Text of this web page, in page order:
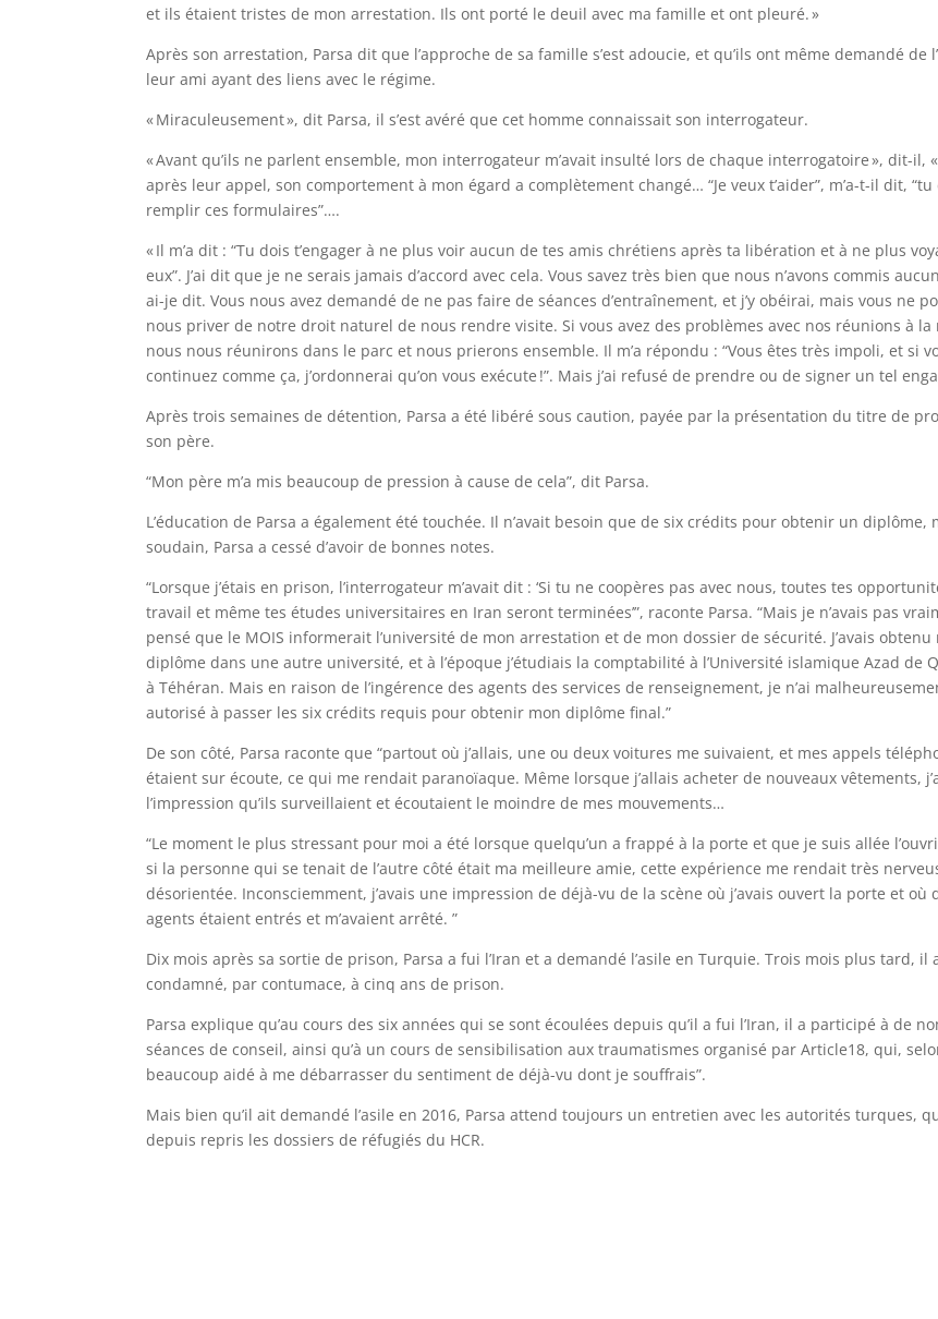
et ils étaient tristes de mon arrestation. Ils ont porté le deuil avec ma famille et ont pleuré. »
Après son arrestation, Parsa dit que l’approche de sa famille s’est adoucie, et qu’ils ont même demandé de
leur ami ayant des liens avec le régime.
« Miraculeusement », dit Parsa, il s’est avéré que cet homme connaissait son interrogateur.
« Avant qu’ils ne parlent ensemble, mon interrogateur m’avait insulté lors de chaque interrogatoire », dit-il,
après leur appel, son comportement à mon égard a complètement changé… “Je veux t’aider”, m’a-t-il dit, “tu
remplir ces formulaires”….
« Il m’a dit : “Tu dois t’engager à ne plus voir aucun de tes amis chrétiens après ta libération et à ne plus
eux”. J’ai dit que je ne serais jamais d’accord avec cela. Vous savez très bien que nous n’avons commis
ai-je dit. Vous nous avez demandé de ne pas faire de séances d’entraînement, et j’y obéirai, mais vous ne
nous priver de notre droit naturel de nous rendre visite. Si vous avez des problèmes avec nos réunions à la
nous nous réunirons dans le parc et nous prierons ensemble. Il m’a répondu : “Vous êtes très impoli, et si
continuez comme ça, j’ordonnerai qu’on vous exécute !”. Mais j’ai refusé de prendre ou de signer un tel
Après trois semaines de détention, Parsa a été libéré sous caution, payée par la présentation du titre de
son père.
“Mon père m’a mis beaucoup de pression à cause de cela”, dit Parsa.
L’éducation de Parsa a également été touchée. Il n’avait besoin que de six crédits pour obtenir un diplôme,
soudain, Parsa a cessé d’avoir de bonnes notes.
“Lorsque j’étais en prison, l’interrogateur m’avait dit : ‘Si tu ne coopères pas avec nous, toutes tes
travail et même tes études universitaires en Iran seront terminées’”, raconte Parsa. “Mais je n’avais pas
pensé que le MOIS informerait l’université de mon arrestation et de mon dossier de sécurité. J’avais obtenu
diplôme dans une autre université, et à l’époque j’étudiais la comptabilité à l’Université islamique Azad de
à Téhéran. Mais en raison de l’ingérence des agents des services de renseignement, je n’ai
autorisé à passer les six crédits requis pour obtenir mon diplôme final.”
De son côté, Parsa raconte que “partout où j’allais, une ou deux voitures me suivaient, et mes appels
étaient sur écoute, ce qui me rendait paranoïaque. Même lorsque j’allais acheter de nouveaux vêtements,
l’impression qu’ils surveillaient et écoutaient le moindre de mes mouvements…
“Le moment le plus stressant pour moi a été lorsque quelqu’un a frappé à la porte et que je suis allée
si la personne qui se tenait de l’autre côté était ma meilleure amie, cette expérience me rendait très
désorientée. Inconsciemment, j’avais une impression de déjà-vu de la scène où j’avais ouvert la porte et où
agents étaient entrés et m’avaient arrêté. ”
Dix mois après sa sortie de prison, Parsa a fui l’Iran et a demandé l’asile en Turquie. Trois mois plus tard, il
condamné, par contumace, à cinq ans de prison.
Parsa explique qu’au cours des six années qui se sont écoulées depuis qu’il a fui l’Iran, il a participé à de
séances de conseil, ainsi qu’à un cours de sensibilisation aux traumatismes organisé par Article18, qui,
beaucoup aidé à me débarrasser du sentiment de déjà-vu dont je souffrais”.
Mais bien qu’il ait demandé l’asile en 2016, Parsa attend toujours un entretien avec les autorités turques,
depuis repris les dossiers de réfugiés du HCR.